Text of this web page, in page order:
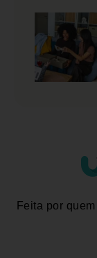
Feita por